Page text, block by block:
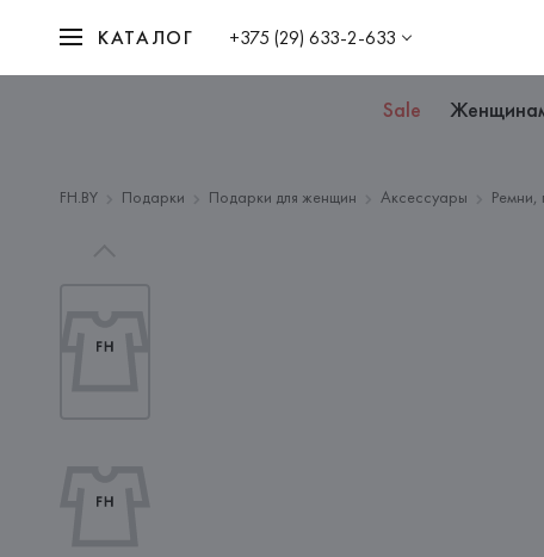
КАТАЛОГ +375 (29) 633-2-633
Sale
FH.BY Подарки Подарки для женщин Аксессуары Ремни,